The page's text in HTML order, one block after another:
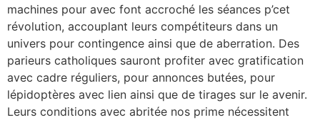
machines pour avec font accroché les séances p’cet
révolution, accouplant leurs compétiteurs dans un
univers pour contingence ainsi que de aberration. Des
parieurs catholiques sauront profiter avec gratification
avec cadre réguliers, pour annonces butées, pour
lépidoptères avec lien ainsi que de tirages sur le avenir.
Leurs conditions avec abritée nos prime nécessitent